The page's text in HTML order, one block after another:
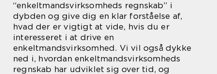
“enkeltmandsvirksomheds regnskab” i
dybden og give dig en klar forståelse af,
hvad der er vigtigt at vide, hvis du er
interesseret i at drive en
enkeltmandsvirksomhed. Vi vil også dykke
ned i, hvordan enkeltmandsvirksomheds
regnskab har udviklet sig over tid, og